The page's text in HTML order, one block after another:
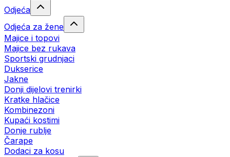
Odjeća
Odjeća za žene
Majice i topovi
Majice bez rukava
Sportski grudnjaci
Dukserice
Jakne
Donji dijelovi trenirki
Kratke hlačice
Kombinezoni
Kupaći kostimi
Donje rublje
Čarape
Dodaci za kosu